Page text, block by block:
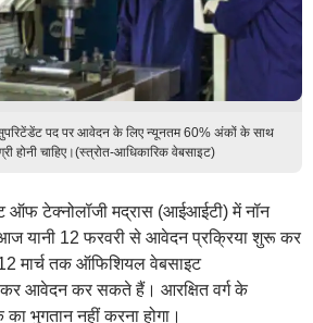
पद पर आवेदन के लिए न्यूनतम 60% अंकों के साथ
होनी चाहिए।(स्त्रोत-आधिकारिक वेबसाइट)
ऑफ टेक्नोलॉजी मद्रास (आईआईटी) में नॉन
आज यानी 12 फरवरी से आवेदन प्रक्रिया शुरू कर
12 मार्च तक ऑफिशियल वेबसाइट
आवेदन कर सकते हैं। आरक्षित वर्ग के
भुगतान नहीं करना होगा।